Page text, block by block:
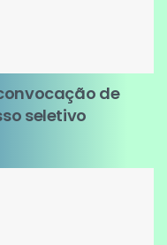
de
seletivo